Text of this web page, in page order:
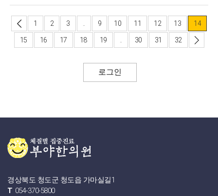
1 2 3 9 10 11 12 13 14
15 16 17 18 19 30 31 32
로그인
경상북도 청도군 청도읍 가마실길1
T 054-370-5800